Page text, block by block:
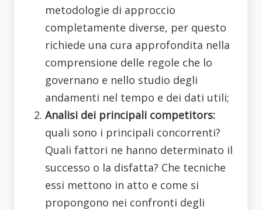
metodologie di approccio
completamente diverse, per questo
richiede una cura approfondita nella
comprensione delle regole che lo
governano e nello studio degli
andamenti nel tempo e dei dati utili;
Analisi dei principali competitors:
quali sono i principali concorrenti?
Quali fattori ne hanno determinato il
successo o la disfatta? Che tecniche
essi mettono in atto e come si
propongono nei confronti degli